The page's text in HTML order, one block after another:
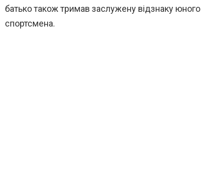
батько також тримав заслужену відзнаку юного
спортсмена.